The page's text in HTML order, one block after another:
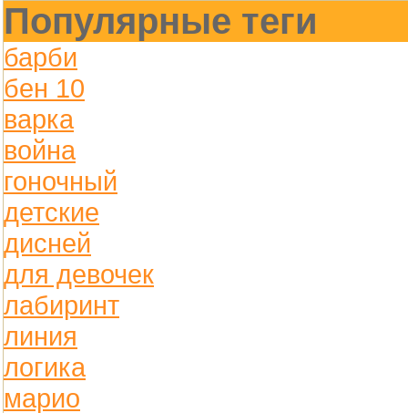
Популярные теги
барби
бен 10
варка
война
гоночный
детские
дисней
для девочек
лабиринт
линия
логика
марио